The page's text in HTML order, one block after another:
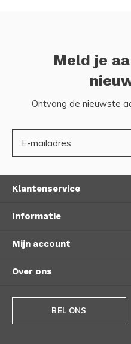
Meld je
Ontvang de nieuwste
Klantenservice
Informatie
Mijn account
Over ons
BEL ONS